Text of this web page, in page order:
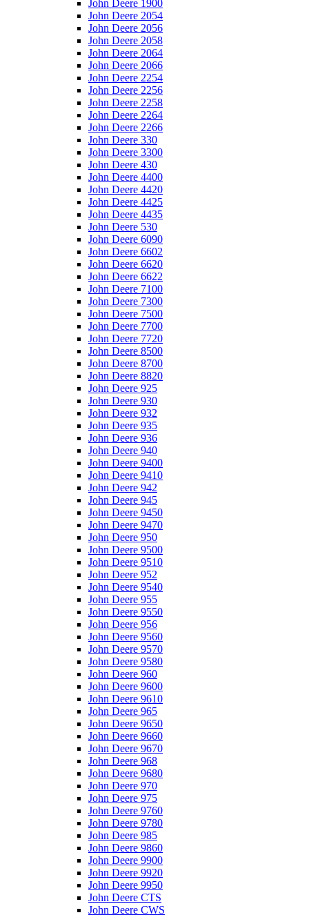
John Deere 1900
John Deere 2054
John Deere 2056
John Deere 2058
John Deere 2064
John Deere 2066
John Deere 2254
John Deere 2256
John Deere 2258
John Deere 2264
John Deere 2266
John Deere 330
John Deere 3300
John Deere 430
John Deere 4400
John Deere 4420
John Deere 4425
John Deere 4435
John Deere 530
John Deere 6090
John Deere 6602
John Deere 6620
John Deere 6622
John Deere 7100
John Deere 7300
John Deere 7500
John Deere 7700
John Deere 7720
John Deere 8500
John Deere 8700
John Deere 8820
John Deere 925
John Deere 930
John Deere 932
John Deere 935
John Deere 936
John Deere 940
John Deere 9400
John Deere 9410
John Deere 942
John Deere 945
John Deere 9450
John Deere 9470
John Deere 950
John Deere 9500
John Deere 9510
John Deere 952
John Deere 9540
John Deere 955
John Deere 9550
John Deere 956
John Deere 9560
John Deere 9570
John Deere 9580
John Deere 960
John Deere 9600
John Deere 9610
John Deere 965
John Deere 9650
John Deere 9660
John Deere 9670
John Deere 968
John Deere 9680
John Deere 970
John Deere 975
John Deere 9760
John Deere 9780
John Deere 985
John Deere 9860
John Deere 9900
John Deere 9920
John Deere 9950
John Deere CTS
John Deere CWS